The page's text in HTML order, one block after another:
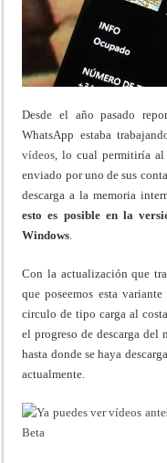
Desde el año pasado
WhatsApp estaba
vídeos, lo cual permitiría al
enviado por uno de sus
descarga a la memoria
esto es posible en la
Windows.
Con la actualización que
que poseemos esta
circulo de tipo carga al
el progreso de descarga del
hasta donde se haya
actualmente.